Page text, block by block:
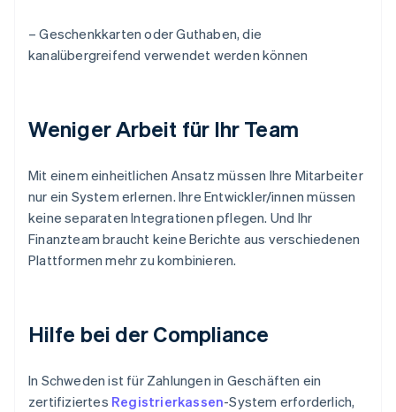
– Geschenkkarten oder Guthaben, die
kanalübergreifend verwendet werden können
Weniger Arbeit für Ihr Team
Mit einem einheitlichen Ansatz müssen Ihre Mitarbeiter
nur ein System erlernen. Ihre Entwickler/innen müssen
keine separaten Integrationen pflegen. Und Ihr
Finanzteam braucht keine Berichte aus verschiedenen
Plattformen mehr zu kombinieren.
Hilfe bei der Compliance
In Schweden ist für Zahlungen in Geschäften ein
zertifiziertes Registrierkassen-System erforderlich,